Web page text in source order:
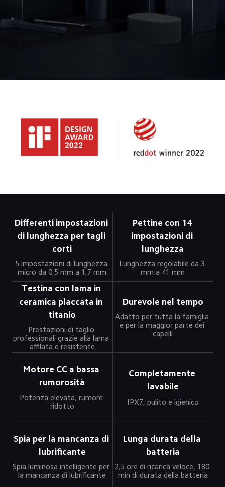
Differenti impostazioni
di lunghezza per tagli
corti
5 impostazioni di lunghezza
micro da 0,5 mm a 1,7 mm
Pettine con 14
impostazioni di
lunghezza
Lunghezza regolabile da 3
mm a 41 mm
Testina con lama in
ceramica placcata in
titanio
Prestazioni di taglio
professionali grazie alla lama
affilata e resistente
Durevole nel tempo
Adatto per tutta la famiglia
e per la maggior parte dei
capelli
Motore CC a bassa
rumorosità
Potenza elevata, rumore
ridotto
Completamente
lavabile
IPX7, pulito e igienico
Spia per la mancanza di
lubrificante
Spia luminosa intelligente per
la mancanza di lubrificante
Lunga durata della
batteria
2,5 ore di ricarica veloce, 180
min di durata della batteria